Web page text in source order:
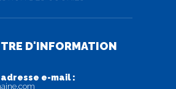
D'INFORMATION
e-mail :